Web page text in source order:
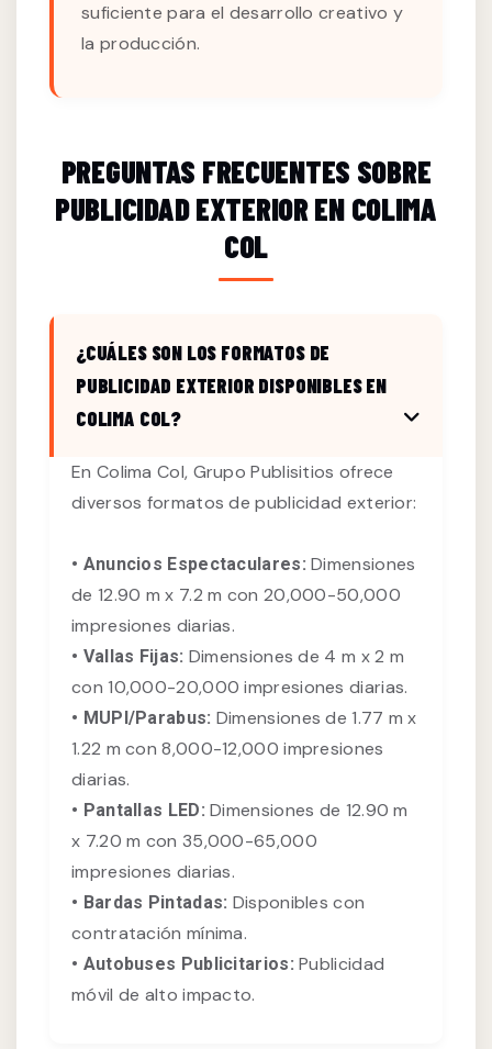
suficiente para el desarrollo creativo y
la producción.
PREGUNTAS FRECUENTES SOBRE
PUBLICIDAD EXTERIOR EN COLIMA
COL
¿CUÁLES SON LOS FORMATOS DE
PUBLICIDAD EXTERIOR DISPONIBLES EN
COLIMA COL?
En Colima Col, Grupo Publisitios ofrece
diversos formatos de publicidad exterior:
• Anuncios Espectaculares: Dimensiones
de 12.90 m x 7.2 m con 20,000-50,000
impresiones diarias.
• Vallas Fijas: Dimensiones de 4 m x 2 m
con 10,000-20,000 impresiones diarias.
• MUPI/Parabus: Dimensiones de 1.77 m x
1.22 m con 8,000-12,000 impresiones
diarias.
• Pantallas LED: Dimensiones de 12.90 m
x 7.20 m con 35,000-65,000
impresiones diarias.
• Bardas Pintadas: Disponibles con
contratación mínima.
• Autobuses Publicitarios: Publicidad
móvil de alto impacto.